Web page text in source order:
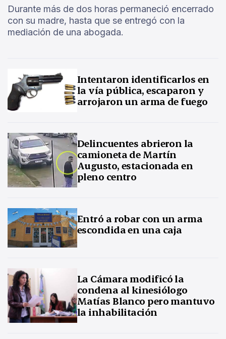
Durante más de dos horas permaneció encerrado
con su madre, hasta que se entregó con la
mediación de una abogada.
Intentaron identificarlos en
la vía pública, escaparon y
arrojaron un arma de fuego
Delincuentes abrieron la
camioneta de Martín
Augusto, estacionada en
pleno centro
Entró a robar con un arma
escondida en una caja
La Cámara modificó la
condena al kinesiólogo
Matías Blanco pero mantuvo
la inhabilitación